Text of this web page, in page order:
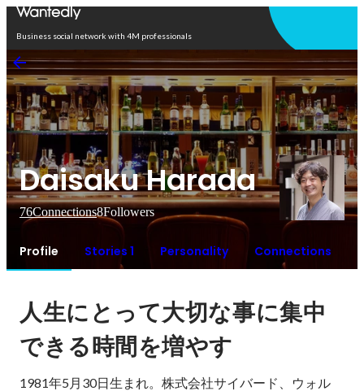
Business social network with 4M professionals
Daisaku Harada
76Connections8Followers
Profile Stories 1 Personality Connections
人生にとって大切な事に集中
できる時間を増やす
1981年5月30日生まれ。株式会社サイバード、ウォル